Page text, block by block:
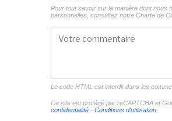
Pour tout savoir sur la manière dont nous
personnelles, consultez notre Charte de
Le code HTML est interdit dans les
Ce site est protégé par reCAPTCHA et
confidentialité- Conditions d'utilisation